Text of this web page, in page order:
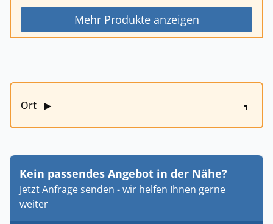
Mehr Produkte anzeigen
Ort ▶
Kein passendes Angebot in der Nähe?
Jetzt Anfrage senden - wir helfen Ihnen gerne
weiter